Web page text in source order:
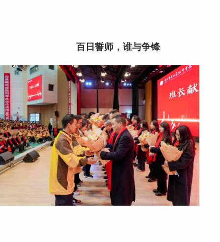
百日誓师，谁与争锋